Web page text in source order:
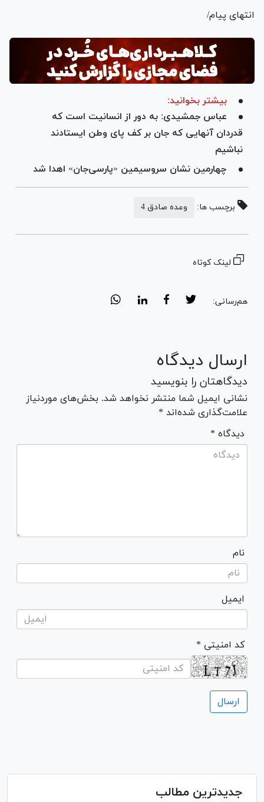
انتهای پیام/
بیشتر بخوانید:
عباس جمشیدی‌: به دور از انسانیت است که
قدردان آنهایی که جان بر کف پای وطن ایستادند
نباشیم
چهارمین نشان سروسیمین «پارسی‌جان» اهدا شد
برچسب ها: وعده صادق 4
لینک کوتاه
هم‌رسانی:
ارسال دیدگاه
دیدگاهتان را بنویسید
نشانی ایمیل شما منتشر نخواهد شد. بخش‌های موردنیاز
علامت‌گذاری شده‌اند *
* دیدگاه
نام
ایمیل
* کد امنیتی
جدیدترین مطالب